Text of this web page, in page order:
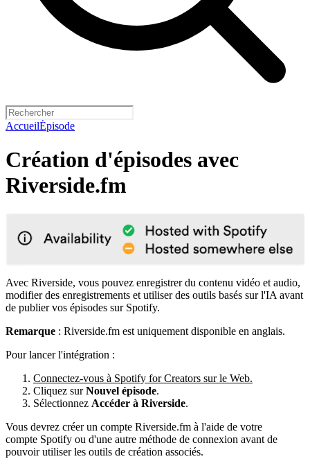
AccueilÉpisode
Création d'épisodes avec
Riverside.fm
Avec Riverside, vous pouvez enregistrer du contenu vidéo et audio,
modifier des enregistrements et utiliser des outils basés sur l'IA avant
de publier vos épisodes sur Spotify.
Remarque : Riverside.fm est uniquement disponible en anglais.
Pour lancer l'intégration :
Connectez-vous à Spotify for Creators sur le Web.
Cliquez surNouvel épisode.
Sélectionnez Accéder à Riverside.
Vous devrez créer un compte Riverside.fm à l'aide de votre
compte Spotify ou d'une autre méthode de connexion avant de
pouvoir utiliser les outils de création associés.